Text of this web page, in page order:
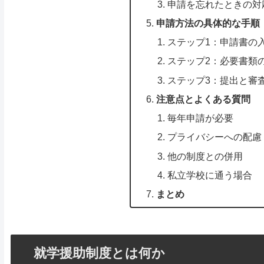
申請を忘れたときの対
申請方法の具体的な手順
ステップ1：申請書の
ステップ2：必要書類
ステップ3：提出と審
注意点とよくある質問
毎年申請が必要
プライバシーへの配慮
他の制度との併用
私立学校に通う場合
まとめ
就学援助制度とは何か